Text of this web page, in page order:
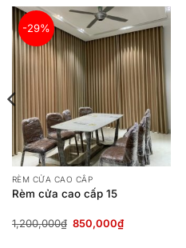
-29%
RÈM CỬA CAO CẤP
Rèm cửa cao cấp 15
1,200,000₫ Giá
850,000₫Giá
hiện